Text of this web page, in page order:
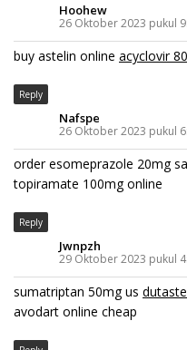
Hoohew
26 Oktober 2023 pukul
buy astelin online acyclovir
Reply
Nafspe
26 Oktober 2023 pukul
order esomeprazole 20mg
topiramate 100mg online
Reply
Jwnpzh
29 Oktober 2023 pukul
sumatriptan 50mg us
avodart online cheap